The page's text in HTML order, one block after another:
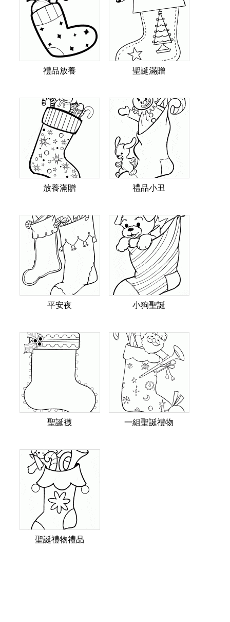
禮品放養 聖誕滿贈
放養滿贈 禮品小丑
平安夜 小狗聖誕
聖誕襪 一組聖誕禮物
聖誕禮物禮品